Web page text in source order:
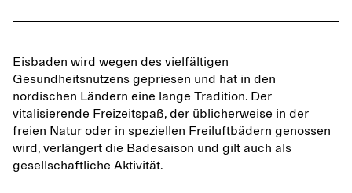
Eisbaden wird wegen des vielfältigen
Gesundheitsnutzens gepriesen und hat in den
nordischen Ländern eine lange Tradition. Der
vitalisierende Freizeitspaß, der üblicherweise in der
freien Natur oder in speziellen Freiluftbädern genossen
wird, verlängert die Badesaison und gilt auch als
gesellschaftliche Aktivität.